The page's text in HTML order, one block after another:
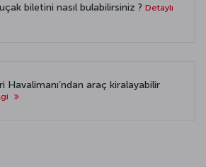
biletini nasıl bulabilirsiniz ? Detaylı
Havalimanı’ndan araç kiralayabilir